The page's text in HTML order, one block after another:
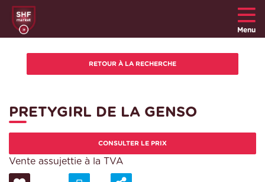
Menu
PRETYGIRL DE LA GENSO
CONSULTER LE PRIX
Vente assujettie à la TVA